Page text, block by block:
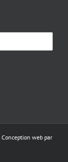
Conception web par